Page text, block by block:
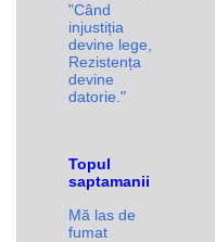
"Când
injustiția
devine lege,
Rezistența
devine
datorie."
Topul
saptamanii
Mă las de
fumat